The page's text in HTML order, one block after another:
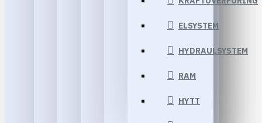
ELSYSTEM
HYDRAULSYSTEM
RAM
HYTT